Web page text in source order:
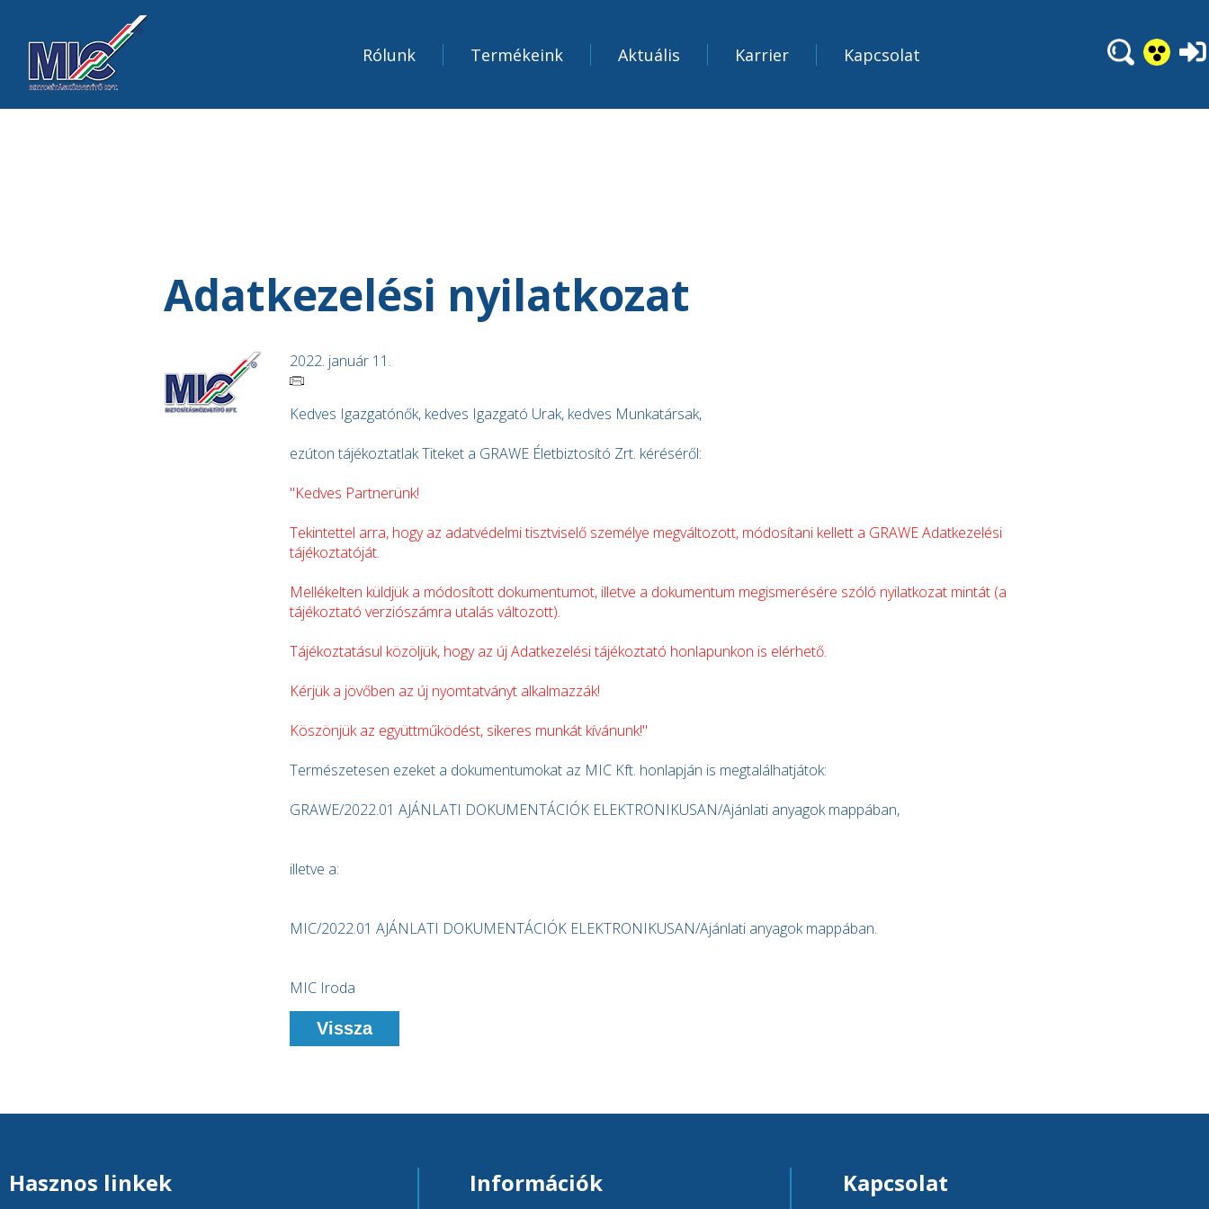
Rólunk Termékeink Aktuális Karrier Kapcsolat
Adatkezelési nyilatkozat
2022. január 11.
Kedves Igazgatónők, kedves Igazgató Urak, kedves Munkatársak,
ezúton tájékoztatlak Titeket a GRAWE Életbiztosító Zrt. kéréséről:
"Kedves Partnerünk!
Tekintettel arra, hogy az adatvédelmi tisztviselő személye megváltozott, módosítani kellett a GRAWE Adatkezelési
tájékoztatóját.
Mellékelten küldjük a módosított dokumentumot, illetve a dokumentum megismerésére szóló nyilatkozat mintát (a
tájékoztató verziószámra utalás változott).
Tájékoztatásul közöljük, hogy az új Adatkezelési tájékoztató honlapunkon is elérhető.
Kérjük a jövőben az új nyomtatványt alkalmazzák!
Köszönjük az együttműködést, sikeres munkát kívánunk!"
Természetesen ezeket a dokumentumokat az MIC Kft. honlapján is megtalálhatjátok:
GRAWE/2022.01 AJÁNLATI DOKUMENTÁCIÓK ELEKTRONIKUSAN/Ajánlati anyagok mappában,
illetve a:
MIC/2022.01 AJÁNLATI DOKUMENTÁCIÓK ELEKTRONIKUSAN/Ajánlati anyagok mappában.
MIC Iroda
Vissza
Hasznos linkek Információk Kapcsolat